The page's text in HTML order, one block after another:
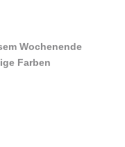
Wochenende
Farben